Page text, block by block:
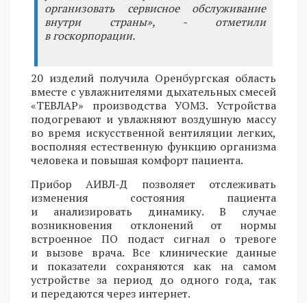
организовать сервисное обслуживание
внутри страны», - отметили
в госкорпорации.
20 изделий получила Оренбургская область
вместе с увлажнителями дыхательных смесей
«ТЕВЛАР» производства УОМЗ. Устройства
подогревают и увлажняют воздушную массу
во время искусственной вентиляции легких,
восполняя естественную функцию организма
человека и повышая комфорт пациента.
Прибор АИВЛ-Д позволяет отслеживать
изменения состояния пациента
и анализировать динамику. В случае
возникновения отклонений от нормы
встроенное ПО подаст сигнал о тревоге
и вызове врача. Все клинические данные
и показатели сохраняются как на самом
устройстве за период до одного года, так
и передаются через интернет.